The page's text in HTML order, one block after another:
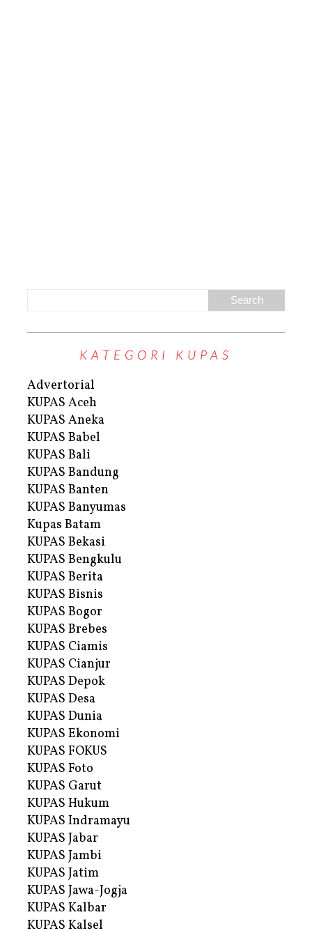
KATEGORI KUPAS
Advertorial
KUPAS Aceh
KUPAS Aneka
KUPAS Babel
KUPAS Bali
KUPAS Bandung
KUPAS Banten
KUPAS Banyumas
Kupas Batam
KUPAS Bekasi
KUPAS Bengkulu
KUPAS Berita
KUPAS Bisnis
KUPAS Bogor
KUPAS Brebes
KUPAS Ciamis
KUPAS Cianjur
KUPAS Depok
KUPAS Desa
KUPAS Dunia
KUPAS Ekonomi
KUPAS FOKUS
KUPAS Foto
KUPAS Garut
KUPAS Hukum
KUPAS Indramayu
KUPAS Jabar
KUPAS Jambi
KUPAS Jatim
KUPAS Jawa-Jogja
KUPAS Kalbar
KUPAS Kalsel